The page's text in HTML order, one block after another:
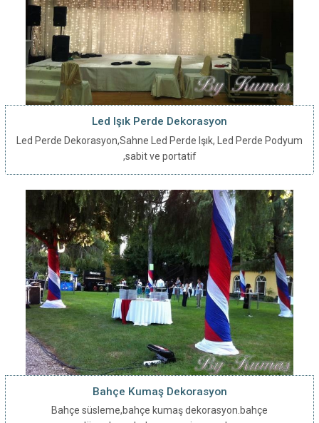
Led Işık Perde Dekorasyon
Led Perde Dekorasyon,Sahne Led Perde Işık, Led Perde Podyum
,sabit ve portatif
Bahçe Kumaş Dekorasyon
Bahçe süsleme,bahçe kumaş dekorasyon.bahçe